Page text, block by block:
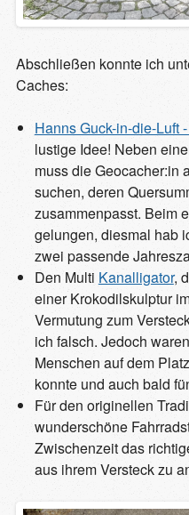
Abschließen konnte ich
Caches:
Hanns Guck-in-die-Luft
lustige Idee! Neben
muss die Geocacher:in
suchen, deren
zusammenpasst. Beim
gelungen, diesmal hab
zwei passende
Den Multi Kanalligator,
einer Krokodilskulptur
Vermutung zum
ich falsch. Jedoch
Menschen auf dem
konnte und auch bald
Für den originellen
wunderschöne
Zwischenzeit das
aus ihrem Versteck zu